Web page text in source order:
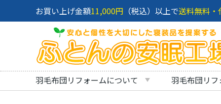
お買い上げ金額11,000円 （税込）以上で送料無料・
羽毛布団リフォームについて 羽毛布団リ